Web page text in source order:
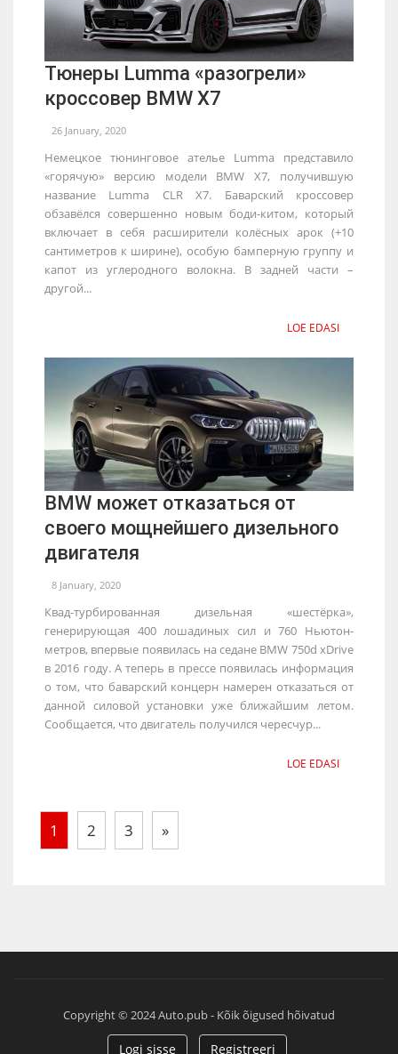
Тюнеры Lumma «разогрели»
кроссовер BMW X7
26 January, 2020
Немецкое тюнинговое ателье Lumma представило
«горячую» версию модели BMW X7, получившую
название Lumma CLR X7. Баварский кроссовер
обзавёлся совершенно новым боди-китом, который
включает в себя расширители колёсных арок (+10
сантиметров к ширине), особую бамперную группу и
капот из углеродного волокна. В задней части –
другой...
LOE EDASI
BMW может отказаться от
своего мощнейшего дизельного
двигателя
8 January, 2020
Квад-турбированная дизельная «шестёрка»,
генерирующая 400 лошадиных сил и 760 Ньютон-
метров, впервые появилась на седане BMW 750d xDrive
в 2016 году. А теперь в прессе появилась информация
о том, что баварский концерн намерен отказаться от
данной силовой установки уже ближайшим летом.
Сообщается, что двигатель получился чересчур...
LOE EDASI
1 2 3 »
Copyright © 2024 Auto.pub - Kõik õigused hõivatud
Logi sisse Registreeri